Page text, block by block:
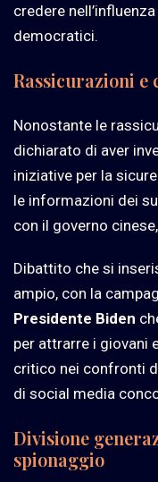
credere
democratici.
Rassicurazioni e
Nonostante le
dichiarato di aver
iniziative per la
le informazioni dei
con il governo
Dibattito che si
ampio, con la
Presidente Biden
per attrarre i giovani
critico nei confronti
di social media
Divisione
spionaggio